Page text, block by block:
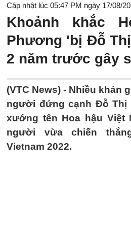
Cập nhật lúc 05:47 PM ngày 17/08/
Khoảnh khắc
Phương 'bị Đỗ
2 năm trước gây
(VTC News) - Nhiều khán
người đứng cạnh Đỗ Thị
xướng tên Hoa hậu Việt
người vừa chiến
Vietnam 2022.